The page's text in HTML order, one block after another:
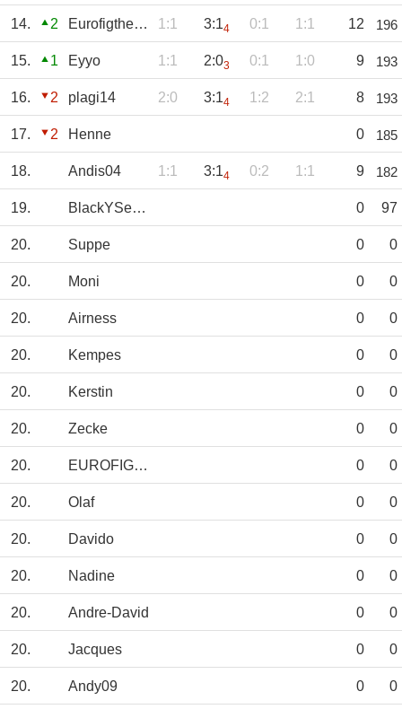
14. 2 Eurofigther97 1:1 3:14 0:1 1:1 12 196
15. 1 Eyyo 1:1 2:03 0:1 1:0 9 193
16. 2 plagi14 2:0 3:14 1:2 2:1 8 193
17. 2 Henne 0 185
18. Andis04 1:1 3:14 0:2 1:1 9 182
19. BlackYSenior 0 97
20. Suppe 0 0
20. Moni 0 0
20. Airness 0 0
20. Kempes 0 0
20. Kerstin 0 0
20. Zecke 0 0
20. EUROFIGHTER 0 0
20. Olaf 0 0
20. Davido 0 0
20. Nadine 0 0
20. Andre-David 0 0
20. Jacques 0 0
20. Andy09 0 0